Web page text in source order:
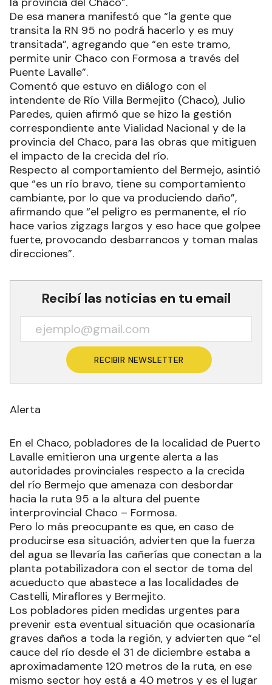
De esa manera manifestó que “la gente que
transita la RN 95 no podrá hacerlo y es muy
transitada”, agregando que “en este tramo,
permite unir Chaco con Formosa a través del
Puente Lavalle”.
Comentó que estuvo en diálogo con el
intendente de Río Villa Bermejito (Chaco), Julio
Paredes, quien afirmó que se hizo la gestión
correspondiente ante Vialidad Nacional y de la
provincia del Chaco, para las obras que mitiguen
el impacto de la crecida del río.
Respecto al comportamiento del Bermejo, asintió
que “es un río bravo, tiene su comportamiento
cambiante, por lo que va produciendo daño”,
afirmando que “el peligro es permanente, el río
hace varios zigzags largos y eso hace que golpee
fuerte, provocando desbarrancos y toman malas
direcciones”.
Recibí las noticias en tu email
RECIBIR NEWSLETTER
Alerta
En el Chaco, pobladores de la localidad de Puerto
Lavalle emitieron una urgente alerta a las
autoridades provinciales respecto a la crecida
del río Bermejo que amenaza con desbordar
hacia la ruta 95 a la altura del puente
interprovincial Chaco – Formosa.
Pero lo más preocupante es que, en caso de
producirse esa situación, advierten que la fuerza
del agua se llevaría las cañerías que conectan a la
planta potabilizadora con el sector de toma del
acueducto que abastece a las localidades de
Castelli, Miraflores y Bermejito.
Los pobladores piden medidas urgentes para
prevenir esta eventual situación que ocasionaría
graves daños a toda la región, y advierten que “el
cauce del río desde el 31 de diciembre estaba a
aproximadamente 120 metros de la ruta, en ese
mismo sector hoy está a 40 metros y es el lugar